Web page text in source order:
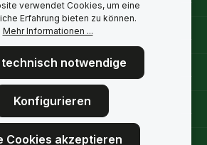
verwendet Cookies, um eine
Erfahrung bieten zu können.
Mehr Informationen ...
technisch notwendige
Konfigurieren
Cookies akzeptieren